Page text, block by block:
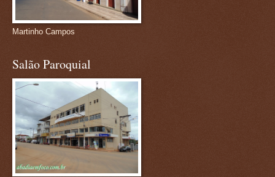
Martinho Campos
Salão Paroquial